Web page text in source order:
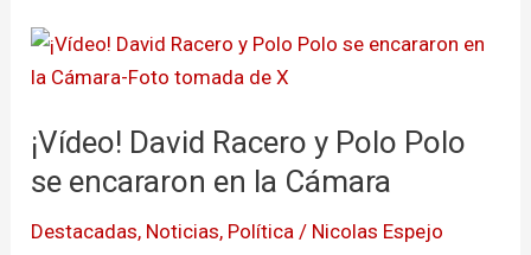
¡Vídeo! David Racero y Polo Polo
se encararon en la Cámara
Destacadas, Noticias, Política / Nicolas Espejo
¡Vídeo!
David
y
Polo
se